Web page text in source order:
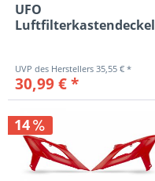
UFO
Luftfilterkastendeckel
35,55 € *
30,99 € *
14